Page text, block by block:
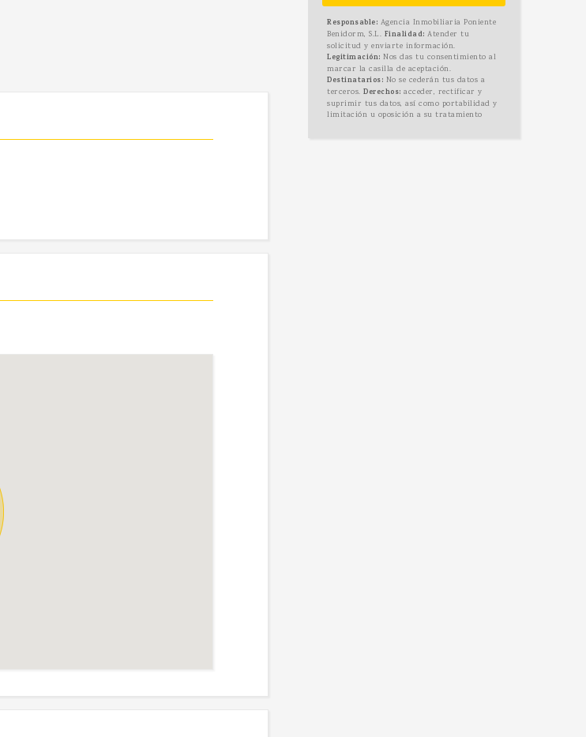
Responsable: Agencia Inmobiliaria Poniente
Benidorm, S.L. Finalidad: Atender tu
solicitud y enviarte información.
Legitimación: Nos das tu consentimiento al
marcar la casilla de aceptación.
Destinatarios: No se cederán tus datos a
terceros. Derechos: acceder, rectificar y
suprimir tus datos, así como portabilidad y
limitación u oposición a su tratamiento